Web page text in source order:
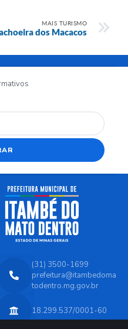
MAIS TURISMO
dos Macacos
(31) 3500-1699
prefeitura@itambedoma
todentro.mg.gov.br
18.299.537/0001-60